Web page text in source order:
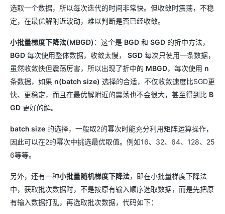
选取一个数据，所以每次迭代的时间非常快。但收敛时震荡，不稳
定，在最优解附近波动，难以判断是否已经收敛。
小批量梯度下降法(MBGD) ：这个是 BGD 和 SGD 的折中方法，
BGD 每次使用整体数据，收敛太慢， SGD 每次只使用一条数据，
虽然收敛快但震荡厉害，所以出现了折中的 MBGD，每次使用 n
条数据，如果 n(batch size) 选择的合适，不仅收敛速度比SGD更
快、更稳定，而且在最优解附近的震荡也不会很大，甚至得到比 B
GD 更好的解。
batch size 的选择，一般取2的幂次时能充分利用矩阵运算操作，
因此可以在2的幂次中挑选最优取值。例如16、32、64、128、25
6等等。
另外，还有一种小批量随机梯度下降法，即在小批量梯度下降法
中，获取批次数据时，不是按原有输入顺序选取数据，而是先把原
有输入数据打乱，再选取批次数据，代码如下：